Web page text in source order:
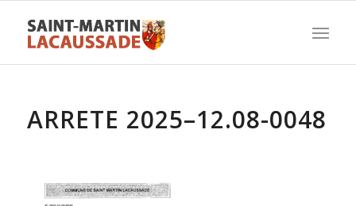
ARRETE 2025–12.08-0048